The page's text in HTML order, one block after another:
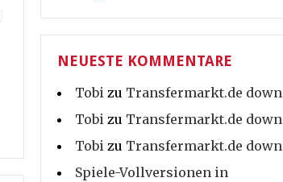
NEUESTE KOMMENTARE
Tobi zu Transfermarkt.de down
Tobi zu Transfermarkt.de down
Tobi zu Transfermarkt.de down
Spiele-Vollversionen in